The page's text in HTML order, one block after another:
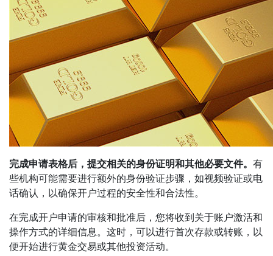
完成申请表格后，提交相关的身份证明和其他必要文件。 有
些机构可能需要进行额外的身份验证步骤，如视频验证或电
话确认，以确保开户过程的安全性和合法性。
在完成开户申请的审核和批准后，您将收到关于账户激活和
操作方式的详细信息。这时，可以进行首次存款或转账，以
便开始进行黄金交易或其他投资活动。